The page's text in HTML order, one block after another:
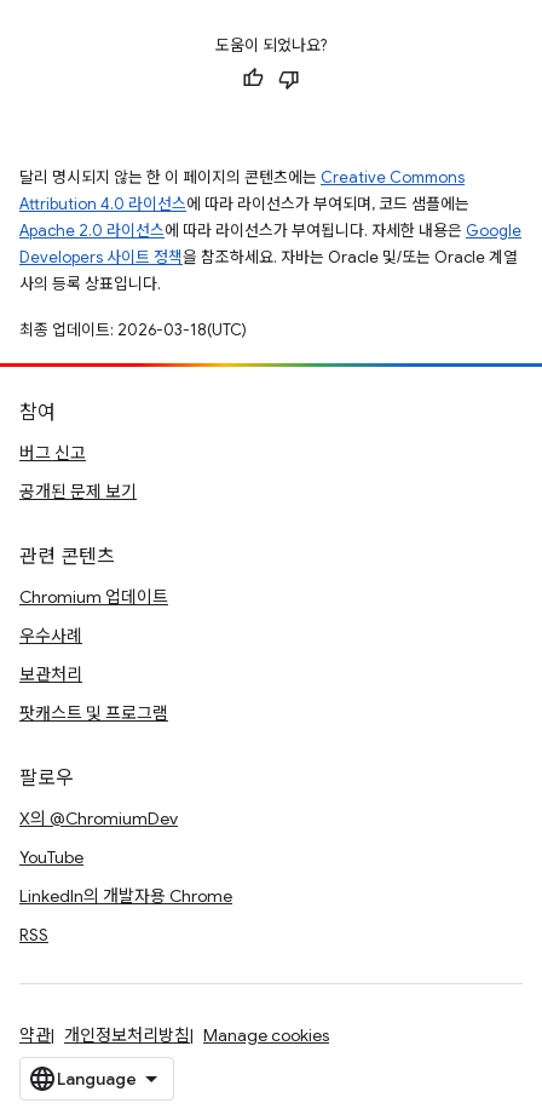
도움이 되었나요?
달리 명시되지 않는 한 이 페이지의 콘텐츠에는 Creative Commons
Attribution 4.0 라이선스에 따라 라이선스가 부여되며, 코드 샘플에는
Apache 2.0 라이선스에 따라 라이선스가 부여됩니다. 자세한 내용은 Google
Developers 사이트 정책을 참조하세요. 자바는 Oracle 및/또는 Oracle 계열
사의 등록 상표입니다.
최종 업데이트: 2026-03-18(UTC)
참여
버그 신고
공개된 문제 보기
관련 콘텐츠
Chromium 업데이트
우수사례
보관처리
팟캐스트 및 프로그램
팔로우
X의 @ChromiumDev
YouTube
LinkedIn의 개발자용 Chrome
RSS
약관 개인정보처리방침 Manage cookies